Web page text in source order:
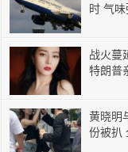
时 气
战火蔓
特朗普
黄晓明
份被扒